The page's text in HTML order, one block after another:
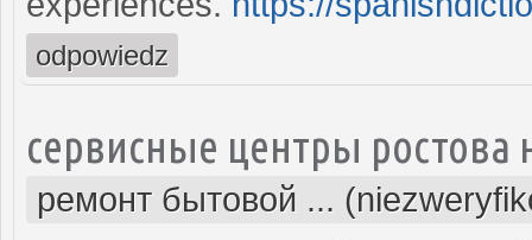
odpowiedz
сервисные центры ростова
ремонт бытовой ...